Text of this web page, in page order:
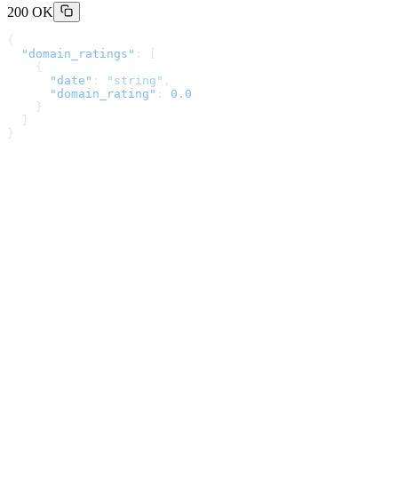
200 OK
{
  "domain_ratings"
: [
    {
      "date"
: "string" ,
      "domain_rating"
: 0.0
    }
}